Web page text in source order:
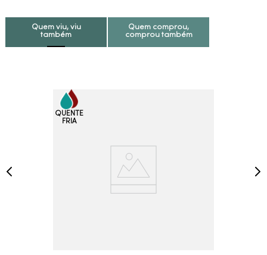
Quem viu, viu
também
Quem comprou,
comprou também